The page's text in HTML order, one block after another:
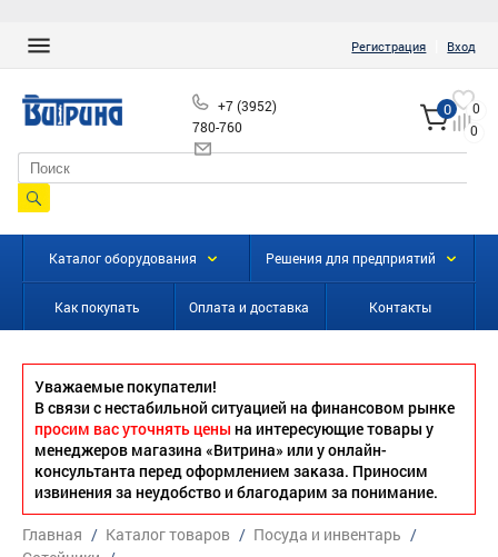
Регистрация Вход
+7 (3952)
780-760
0
0
0
Каталог оборудования Решения для предприятий
Как покупать Оплата и доставка Контакты
Уважаемые покупатели!
В связи с нестабильной ситуацией на финансовом рынке
просим вас уточнять цены на интересующие товары у
менеджеров магазина «Витрина» или у онлайн-
консультанта перед оформлением заказа. Приносим
извинения за неудобство и благодарим за понимание.
Главная / Каталог товаров / Посуда и инвентарь /